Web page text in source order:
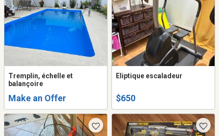
Tremplin, échelle et
balançoire
Make an Offer
Eliptique escaladeur
$650